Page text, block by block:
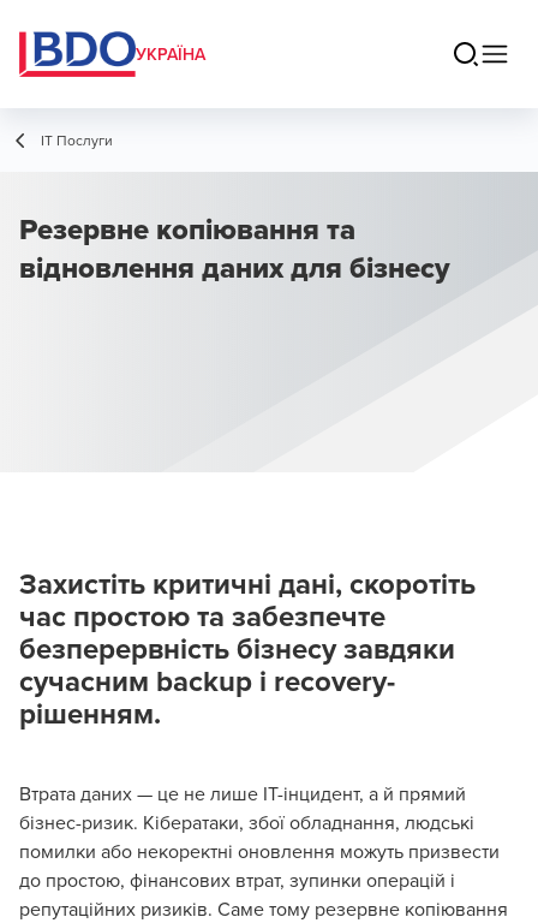
УКРАЇНА
ІТ Послуги
Резервне копіювання та
відновлення даних для бізнесу
Захистіть критичні дані, скоротіть
час простою та забезпечте
безперервність бізнесу завдяки
сучасним backup і recovery-
рішенням.
Втрата даних — це не лише ІТ-інцидент, а й прямий
бізнес-ризик. Кібератаки, збої обладнання, людські
помилки або некоректні оновлення можуть призвести
до простою, фінансових втрат, зупинки операцій і
репутаційних ризиків. Саме тому резервне копіювання